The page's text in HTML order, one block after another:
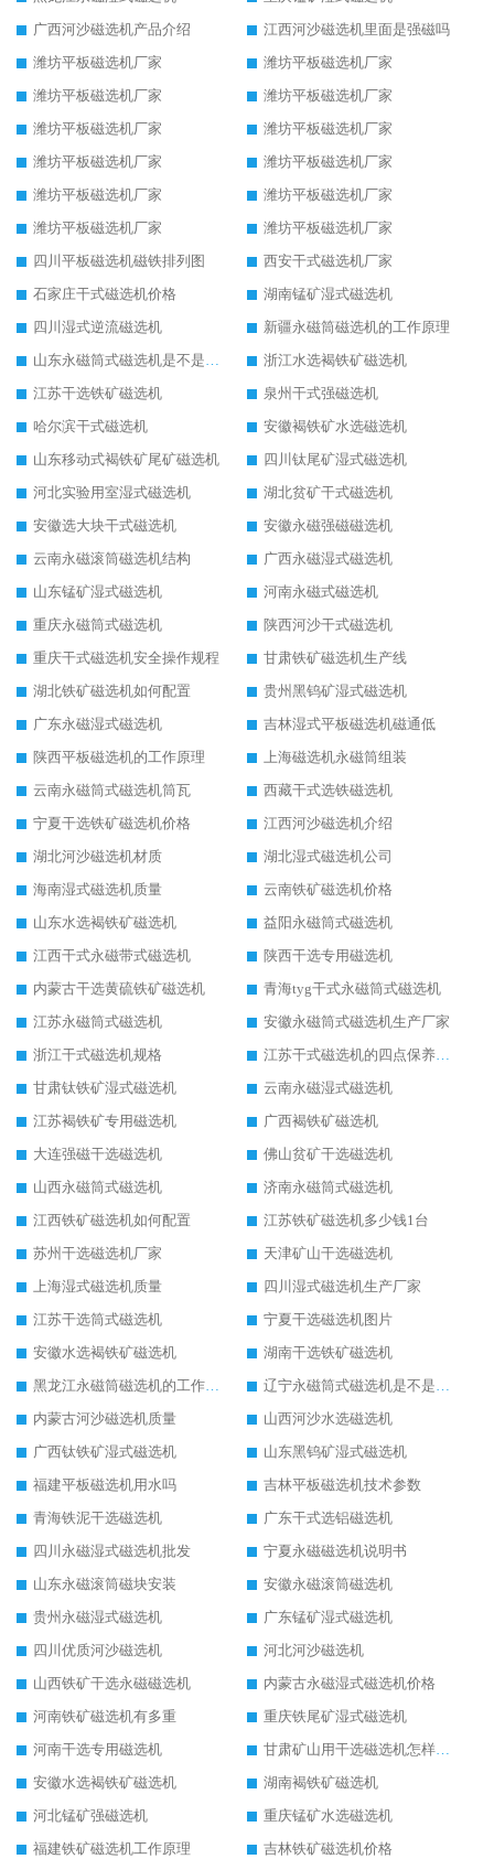
广西河沙磁选机产品介绍
江西河沙磁选机里面是强磁吗
潍坊平板磁选机厂家
潍坊平板磁选机厂家
潍坊平板磁选机厂家
潍坊平板磁选机厂家
潍坊平板磁选机厂家
潍坊平板磁选机厂家
潍坊平板磁选机厂家
潍坊平板磁选机厂家
潍坊平板磁选机厂家
潍坊平板磁选机厂家
潍坊平板磁选机厂家
潍坊平板磁选机厂家
四川平板磁选机磁铁排列图
西安干式磁选机厂家
石家庄干式磁选机价格
湖南锰矿湿式磁选机
四川湿式逆流磁选机
新疆永磁筒磁选机的工作原理
山东永磁筒式磁选机是不是强磁
浙江水选褐铁矿磁选机
江苏干选铁矿磁选机
泉州干式强磁选机
哈尔滨干式磁选机
安徽褐铁矿水选磁选机
山东移动式褐铁矿尾矿磁选机
四川钛尾矿湿式磁选机
河北实验用室湿式磁选机
湖北贫矿干式磁选机
安徽选大块干式磁选机
安徽永磁强磁磁选机
云南永磁滚筒磁选机结构
广西永磁湿式磁选机
山东锰矿湿式磁选机
河南永磁式磁选机
重庆永磁筒式磁选机
陕西河沙干式磁选机
重庆干式磁选机安全操作规程
甘肃铁矿磁选机生产线
湖北铁矿磁选机如何配置
贵州黑钨矿湿式磁选机
广东永磁湿式磁选机
吉林湿式平板磁选机磁通低
陕西平板磁选机的工作原理
上海磁选机永磁筒组装
云南永磁筒式磁选机筒瓦
西藏干式选铁磁选机
宁夏干选铁矿磁选机价格
江西河沙磁选机介绍
湖北河沙磁选机材质
湖北湿式磁选机公司
海南湿式磁选机质量
云南铁矿磁选机价格
山东水选褐铁矿磁选机
益阳永磁筒式磁选机
江西干式永磁带式磁选机
陕西干选专用磁选机
内蒙古干选黄硫铁矿磁选机
青海tyg干式永磁筒式磁选机
江苏永磁筒式磁选机
安徽永磁筒式磁选机生产厂家
浙江干式磁选机规格
江苏干式磁选机的四点保养秘籍
甘肃钛铁矿湿式磁选机
云南永磁湿式磁选机
江苏褐铁矿专用磁选机
广西褐铁矿磁选机
大连强磁干选磁选机
佛山贫矿干选磁选机
山西永磁筒式磁选机
济南永磁筒式磁选机
江西铁矿磁选机如何配置
江苏铁矿磁选机多少钱1台
苏州干选磁选机厂家
天津矿山干选磁选机
上海湿式磁选机质量
四川湿式磁选机生产厂家
江苏干选筒式磁选机
宁夏干选磁选机图片
安徽水选褐铁矿磁选机
湖南干选铁矿磁选机
黑龙江永磁筒磁选机的工作原理
辽宁永磁筒式磁选机是不是强磁
内蒙古河沙磁选机质量
山西河沙水选磁选机
广西钛铁矿湿式磁选机
山东黑钨矿湿式磁选机
福建平板磁选机用水吗
吉林平板磁选机技术参数
青海铁泥干选磁选机
广东干式选铝磁选机
四川永磁湿式磁选机批发
宁夏永磁磁选机说明书
山东永磁滚筒磁块安装
安徽永磁滚筒磁选机
贵州永磁湿式磁选机
广东锰矿湿式磁选机
四川优质河沙磁选机
河北河沙磁选机
山西铁矿干选永磁磁选机
内蒙古永磁湿式磁选机价格
河南铁矿磁选机有多重
重庆铁尾矿湿式磁选机
河南干选专用磁选机
甘肃矿山用干选磁选机怎样调磁
安徽水选褐铁矿磁选机
湖南褐铁矿磁选机
河北锰矿强磁选机
重庆锰矿水选磁选机
福建铁矿磁选机工作原理
吉林铁矿磁选机价格